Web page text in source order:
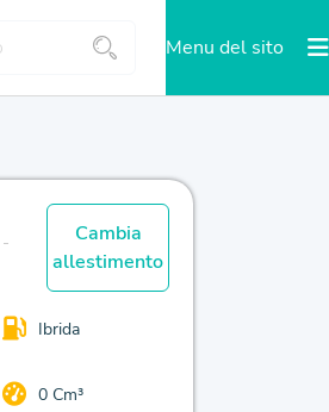
Menu del sito
Cambia
allestimento
Ibrida
0 Cm³